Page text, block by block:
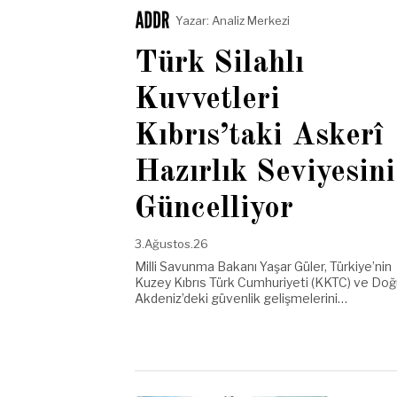
Yazar: Analiz Merkezi
Türk Silahlı
Kuvvetleri
Kıbrıs’taki Askerî
Hazırlık Seviyesini
Güncelliyor
3.Ağustos.26
Milli Savunma Bakanı Yaşar Güler, Türkiye’nin
Kuzey Kıbrıs Türk Cumhuriyeti (KKTC) ve
Akdeniz’deki güvenlik gelişmelerini…